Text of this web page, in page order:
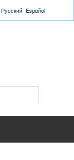
Русский Español